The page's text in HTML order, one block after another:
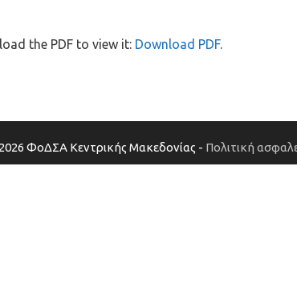
the PDF to view it: Download PDF.
ΦοΔΣΑ Κεντρικής Μακεδονίας - Πολιτική